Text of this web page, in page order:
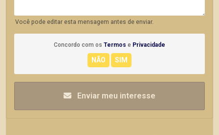
Você pode editar esta mensagem antes de enviar.
Concordo com os Termos e Privacidade
Enviar meu interesse